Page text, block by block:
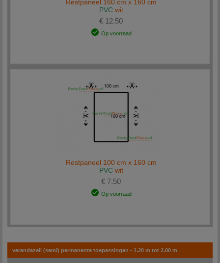
Restpaneel 160 cm x 160 cm
PVCwit
€ 12.50
Op voorraad
Restpaneel 100 cm x 160 cm
PVCwit
€ 7.50
Op voorraad
verandazeil (semi) permanente toepassingen - 1.20 m tot 2.00 m